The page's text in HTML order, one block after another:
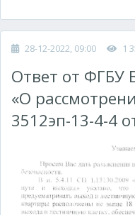
28-12-2022, 09:00 1
Ответ от
«О
3512эп-13-4-4